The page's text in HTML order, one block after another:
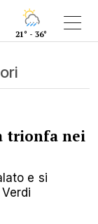
21° - 36°
trionfa nei
e si